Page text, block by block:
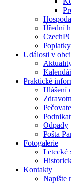
Úřední
Poplatky
Události v obci
Praktické
Hlášení
Odpady
Pošta
Fotogalerie
Letecké
Kontakty
Napište